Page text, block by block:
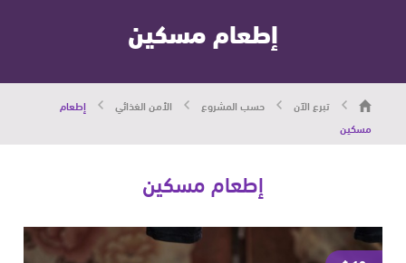
إطعام مسكين
هيومان
أبيل
|
حاضرون
من
تبرع الآن حسب المشروع الأمن الغذائي
إطعام
مسكين
إطعام مسكين